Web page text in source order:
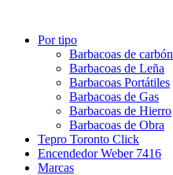
Por tipo
Barbacoas de carbón
Barbacoas de Leña
Barbacoas Portátiles
Barbacoas de Gas
Barbacoas de Hierro
Barbacoas de Obra
Tepro Toronto Click
Encendedor Weber 7416
Marcas